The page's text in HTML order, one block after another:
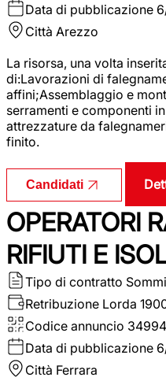
Data di pubblicazione
Città Arezzo
La risorsa, una volta
di:Lavorazioni di
affini;Assemblaggio e
serramenti e componenti
attrezzature da
finito.
Candidati
OPERATORI
RIFIUTI E
Tipo di contratto
Retribuzione Lorda
Codice annuncio
Data di pubblicazione
Città Ferrara